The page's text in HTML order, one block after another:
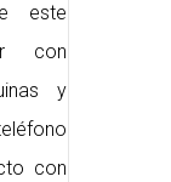
este
con
y
con